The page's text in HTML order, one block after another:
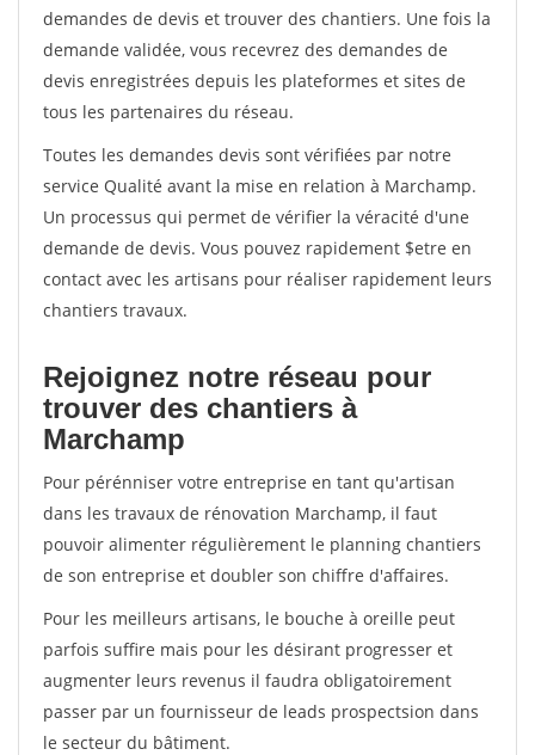
demandes de devis et trouver des chantiers. Une fois la
demande validée, vous recevrez des demandes de
devis enregistrées depuis les plateformes et sites de
tous les partenaires du réseau.
Toutes les demandes devis sont vérifiées par notre
service Qualité avant la mise en relation à Marchamp.
Un processus qui permet de vérifier la véracité d'une
demande de devis. Vous pouvez rapidement $etre en
contact avec les artisans pour réaliser rapidement leurs
chantiers travaux.
Rejoignez notre réseau pour
trouver des chantiers à
Marchamp
Pour pérénniser votre entreprise en tant qu'artisan
dans les travaux de rénovation Marchamp, il faut
pouvoir alimenter régulièrement le planning chantiers
de son entreprise et doubler son chiffre d'affaires.
Pour les meilleurs artisans, le bouche à oreille peut
parfois suffire mais pour les désirant progresser et
augmenter leurs revenus il faudra obligatoirement
passer par un fournisseur de leads prospectsion dans
le secteur du bâtiment.